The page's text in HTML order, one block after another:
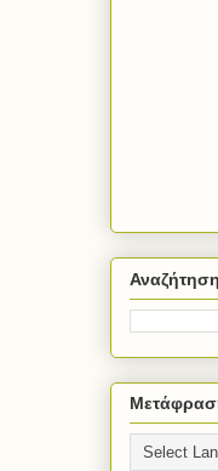
Αναζήτηση